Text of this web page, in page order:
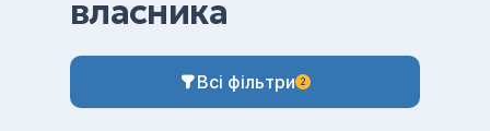
власника
Всі фільтри 2